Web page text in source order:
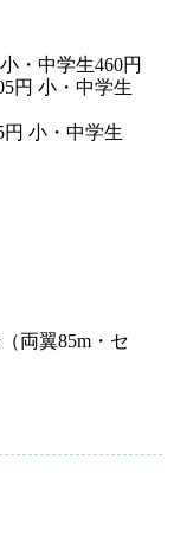
・中学生460円
円 小・中学生
小・中学生
両翼85m・セ